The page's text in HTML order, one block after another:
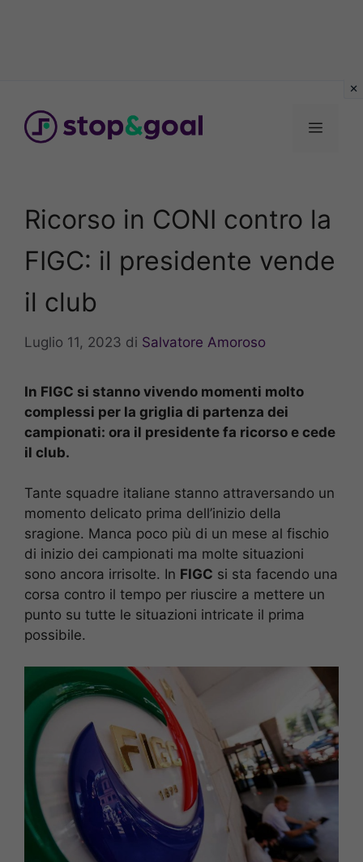
contenuto
Menu
Ricorso in CONI contro la
FIGC: il presidente vende
il club
Luglio 11, 2023 di Salvatore Amoroso
In FIGC si stanno vivendo momenti molto
complessi per la griglia di partenza dei
campionati: ora il presidente fa ricorso e cede
il club.
Tante squadre italiane stanno attraversando un
momento delicato prima dell’inizio della
sragione. Manca poco più di un mese al fischio
di inizio dei campionati ma molte situazioni
sono ancora irrisolte. In FIGC si sta facendo una
corsa contro il tempo per riuscire a mettere un
punto su tutte le situazioni intricate il prima
possibile.